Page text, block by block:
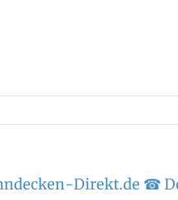
Direkt.de ☎